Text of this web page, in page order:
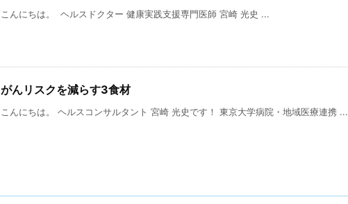
こんにちは。 ヘルスドクター 健康実践支援専門医師 宮崎 光史 ...
がんリスクを減らす3食材
こんにちは。 ヘルスコンサルタント 宮崎 光史です！ 東京大学病院・地域医療連携 ...